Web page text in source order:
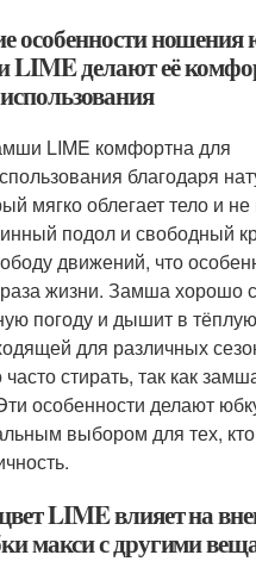
особенности ношения
LIME делают её
LIME комфортна для
благодаря
мягко облегает тело и
подол и свободный
движений, что
жизни. Замша хорошо
погоду и дышит в
для различных
стирать, так как
особенности делают
выбором для тех,
LIME влияет на
макси с другими